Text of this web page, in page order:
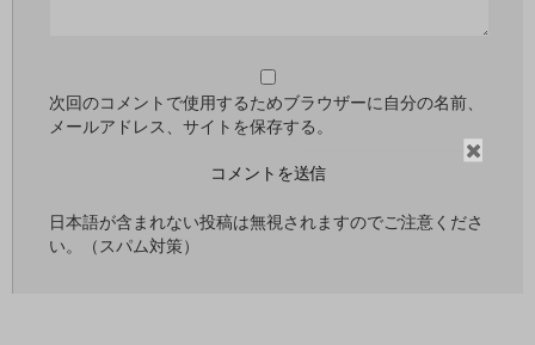
閉
る
次回のコメントで使用するためブラウザーに自分の名前、
メールアドレス、サイトを保存する。
日本語が含まれない投稿は無視されますのでご注意くださ
い。（スパム対策）